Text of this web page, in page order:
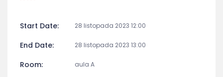
Start Date: 28 listopada 2023 12:00
End Date: 28 listopada 2023 13:00
Room: aula A